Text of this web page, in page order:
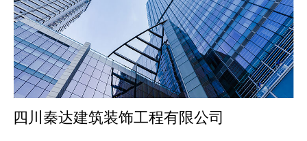
四川秦达建筑装饰工程有限公司